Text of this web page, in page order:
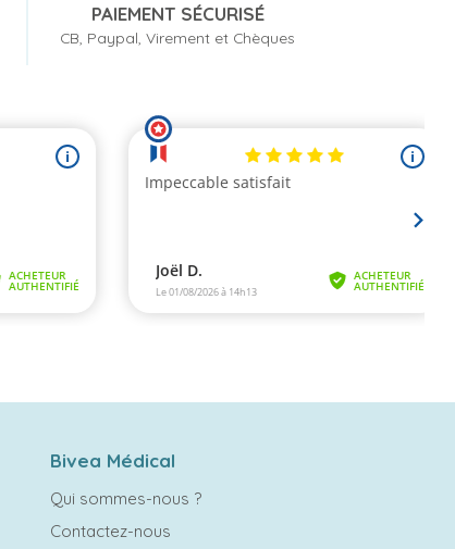
PAIEMENT SÉCURISÉ
CB, Paypal, Virement et Chèques
Bivea Médical
Qui sommes-nous ?
Contactez-nous